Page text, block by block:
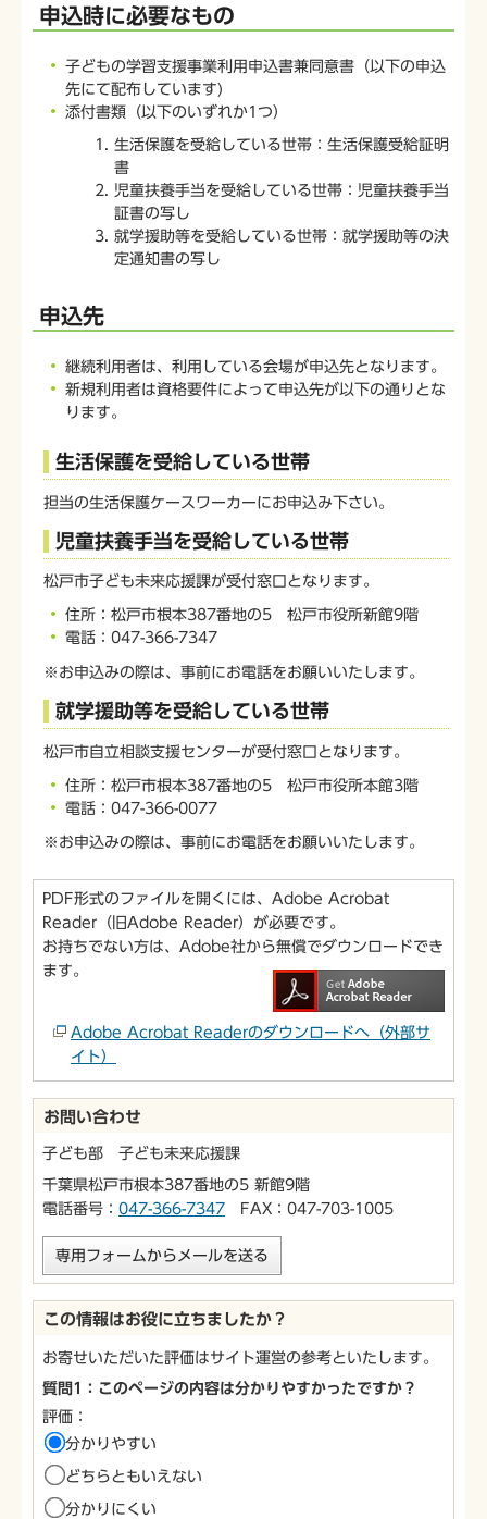
申込時に必要なもの
子どもの学習支援事業利用申込書兼同意書（以下の申込
先にて配布しています)
添付書類（以下のいずれか1つ）
生活保護を受給している世帯：生活保護受給証明
書
児童扶養手当を受給している世帯：児童扶養手当
証書の写し
就学援助等を受給している世帯：就学援助等の決
定通知書の写し
申込先
継続利用者は、利用している会場が申込先となります。
新規利用者は資格要件によって申込先が以下の通りとな
ります。
生活保護を受給している世帯
担当の生活保護ケースワーカーにお申込み下さい。
児童扶養手当を受給している世帯
松戸市子ども未来応援課が受付窓口となります。
住所：松戸市根本387番地の5 松戸市役所新館9階
電話：047-366-7347
※お申込みの際は、事前にお電話をお願いいたします。
就学援助等を受給している世帯
松戸市自立相談支援センターが受付窓口となります。
住所：松戸市根本387番地の5 松戸市役所本館3階
電話：047-366-0077
※お申込みの際は、事前にお電話をお願いいたします。
PDF形式のファイルを開くには、Adobe Acrobat
Reader（旧Adobe Reader）が必要です。
お持ちでない方は、Adobe社から無償でダウンロードでき
ます。
Adobe Acrobat Readerのダウンロードへ（外部サ
イト）
お問い合わせ
子ども部 子ども未来応援課
千葉県松戸市根本387番地の5 新館9階
電話番号： 047-366-7347 FAX：047-703-1005
専用フォームからメールを送る
この情報はお役に立ちましたか？
お寄せいただいた評価はサイト運営の参考といたします。
質問1：このページの内容は分かりやすかったですか？
評価：
分かりやすい
どちらともいえない
分かりにくい